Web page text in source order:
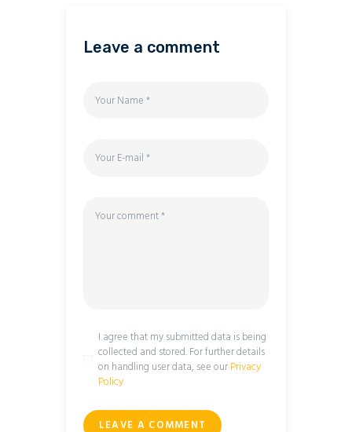
Leave a comment
I agree that my submitted data is being
collected and stored. For further details
on handling user data, see ourPrivacy
Policy